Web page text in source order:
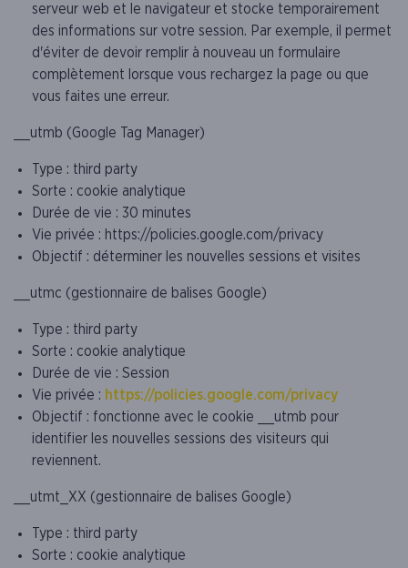
serveur web et le navigateur et stocke temporairement
des informations sur votre session. Par exemple, il permet
d'éviter de devoir remplir à nouveau un formulaire
complètement lorsque vous rechargez la page ou que
vous faites une erreur.
__utmb (Google Tag Manager)
Type : third party
Sorte : cookie analytique
Durée de vie : 30 minutes
Vie privée : https://policies.google.com/privacy
Objectif : déterminer les nouvelles sessions et visites
__utmc (gestionnaire de balises Google)
Type : third party
Sorte : cookie analytique
Durée de vie : Session
Vie privée : https://policies.google.com/privacy
Objectif : fonctionne avec le cookie __utmb pour
identifier les nouvelles sessions des visiteurs qui
reviennent.
__utmt_XX (gestionnaire de balises Google)
Type : third party
Sorte : cookie analytique